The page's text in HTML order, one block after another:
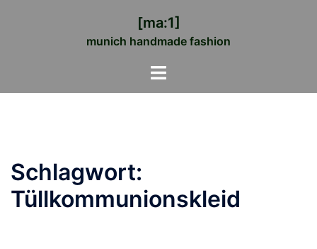
[ma:1]
munich handmade fashion
Menü
Schlagwort:
Tüllkommunionskleid